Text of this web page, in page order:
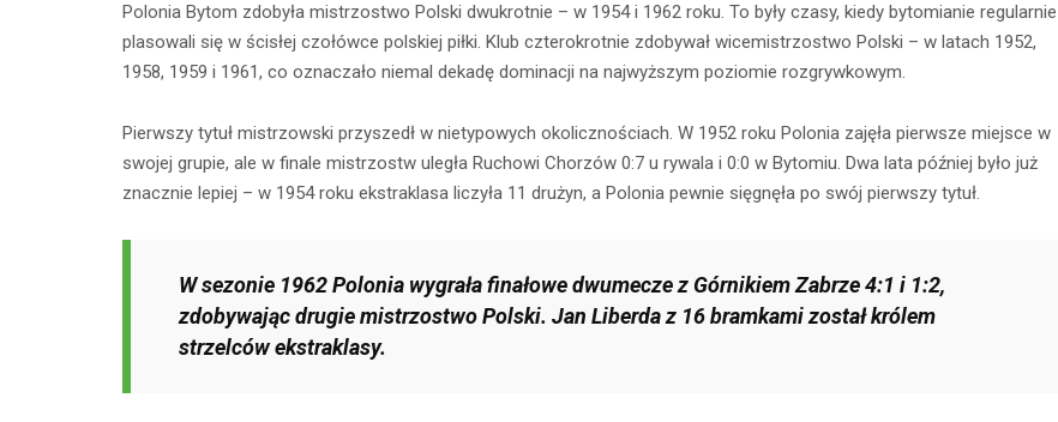
Polonia Bytom zdobyła mistrzostwo Polski dwukrotnie – w 1954 i 1962 roku. To były czasy, kiedy bytomianie regularnie
plasowali się w ścisłej czołówce polskiej piłki. Klub czterokrotnie zdobywał wicemistrzostwo Polski – w latach 1952,
1958, 1959 i 1961, co oznaczało niemal dekadę dominacji na najwyższym poziomie rozgrywkowym.
Pierwszy tytuł mistrzowski przyszedł w nietypowych okolicznościach. W 1952 roku Polonia zajęła pierwsze miejsce w
swojej grupie, ale w finale mistrzostw uległa Ruchowi Chorzów 0:7 u rywala i 0:0 w Bytomiu. Dwa lata później było już
znacznie lepiej – w 1954 roku ekstraklasa liczyła 11 drużyn, a Polonia pewnie sięgnęła po swój pierwszy tytuł.
W sezonie 1962 Polonia wygrała finałowe dwumecze z Górnikiem Zabrze 4:1 i 1:2,
zdobywając drugie mistrzostwo Polski. Jan Liberda z 16 bramkami został królem
strzelców ekstraklasy.
Ćwiczenia z
taśmami –
skuteczny
trening w domu
Ćwiczenia na
mięśnie głębokie
poprawnie
wykonywać?
CZYTAJ DALEJ
Obserwacja po
zmroku: jak
wybrać idealną
lornetkę w teren?